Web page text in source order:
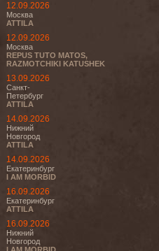
12.09.2026
Москва
ATTILA
12.09.2026
Москва
REPUS TUTO MATOS,
RAZMOTCHIKI KATUSHEK
13.09.2026
Санкт-
Петербург
ATTILA
14.09.2026
Нижний
Новгород
ATTILA
14.09.2026
Екатеринбург
I AM MORBID
16.09.2026
Екатеринбург
ATTILA
16.09.2026
Нижний
Новгород